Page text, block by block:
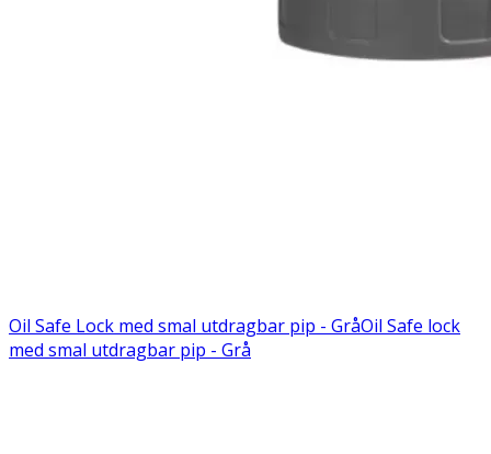
Oil Safe Lock med smal utdragbar pip - GråOil Safe lock
med smal utdragbar pip - Grå